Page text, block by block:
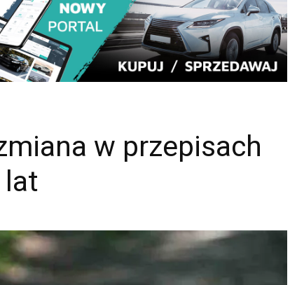
w przepisach
lat